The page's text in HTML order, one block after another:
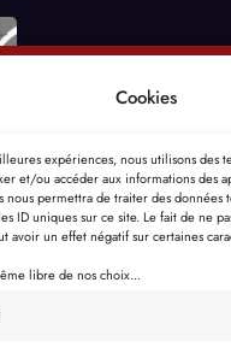
Cookies
expériences, nous utilisons des
et/ou accéder aux informations des
nous permettra de traiter des
ID uniques sur ce site. Le fait de ne
avoir un effet négatif sur certaines
libre de nos choix...